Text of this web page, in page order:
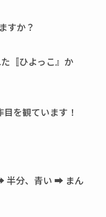
すか？
〚ひよっこ』か
を観ています！
半分、青い ➡ まん